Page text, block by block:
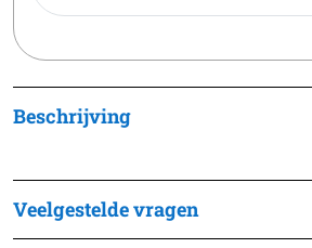
Beschrijving
Veelgestelde vragen